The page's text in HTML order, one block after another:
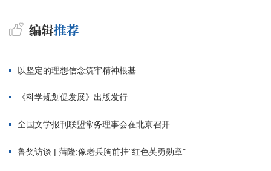
以坚定的理想信念筑牢精神根基
《科学规划促发展》出版发行
全国文学报刊联盟常务理事会在北京召开
鲁奖访谈 | 蒲隆:像老兵胸前挂"红色英勇勋章"